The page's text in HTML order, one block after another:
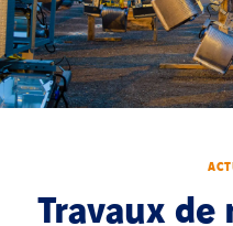
Nous rejoindre
A la une
Travaux